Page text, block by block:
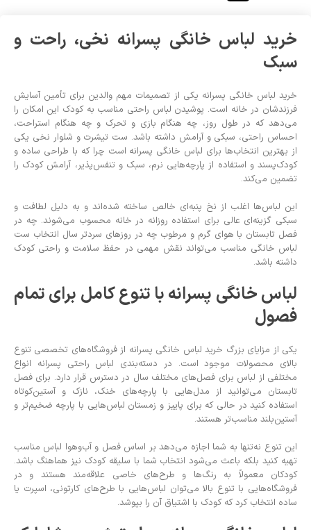
خرید لباس خانگی پسرانه نخی، راحت و
سبک
خرید لباس خانگی پسرانه یکی از تصمیمات مهم والدین برای تأمین آسایش
فرزندشان در خانه است. پوشیدن لباس راحتی مناسب به کودک این امکان را
می‌دهد که در طول روز، چه هنگام بازی و تحرک و چه هنگام استراحت،
احساس راحتی، سبکی و آرامش داشته باشد. ست تیشرت و شلوار نخی یکی
از بهترین انتخاب‌ها برای لباس خانگی پسرانه است چرا که با طراحی ساده و
کودک‌پسند و استفاده از پارچه‌هایی نرم، سبک و تنفس‌پذیر، آرامش کودک را
تضمین می‌کند.
این لباس‌ها اغلب از نخ پنبه‌ای خالص ساخته شده‌اند و به دلیل لطافت و
سبکی گزینه‌ای عالی برای استفاده روزانه در خانه محسوب می‌شوند. چه در
فصل تابستان با هوای گرم و مرطوب چه در روزهای سردتر سال انتخاب ست
لباس خانگی مناسب می‌تواند نقش مهمی در حفظ سلامت و راحتی کودک
داشته باشد.
لباس خانگی پسرانه با تنوع کامل برای تمام
فصول
یکی از مزایای بزرگ خرید لباس خانگی پسرانه از فروشگاه‌های تخصصی تنوع
بالای محصولات موجود است. در دسته‌بندی لباس راحتی پسرانه انواع
مختلفی از لباس برای فصل‌های مختلف سال در دسترس قرار دارد. برای فصل
تابستان می‌توانید از مدل‌هایی با پارچه‌های خنک، نازک و آستین‌کوتاه
استفاده کنید در حالی که برای پاییز و زمستان لباس‌هایی با پارچه ضخیم‌تر و
آستین‌بلند مناسب‌تر هستند.
این تنوع نه‌تنها به شما اجازه می‌دهد بر اساس فصل و آب‌وهوا لباس مناسب
تهیه کنید بلکه باعث می‌شود انتخاب شما با سلیقه کودک نیز هماهنگ باشد.
کودکان معمولاً به رنگ‌ها و طرح‌های خاصی علاقه‌مند هستند و در
فروشگاه‌هایی با تنوع بالا می‌توان لباس‌هایی با طرح‌های کارتونی، اسپرت یا
ساده انتخاب کرد که کودک با اشتیاق آن را بپوشد.